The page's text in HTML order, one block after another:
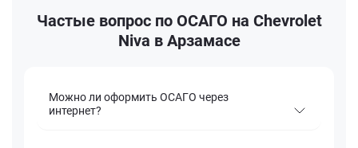
Частые вопрос по ОСАГО на Chevrolet
Niva в Арзамасе
Можно ли оформить ОСАГО через
интернет?